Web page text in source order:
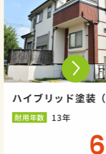
ハイブリッド塗装
耐用年数 13年